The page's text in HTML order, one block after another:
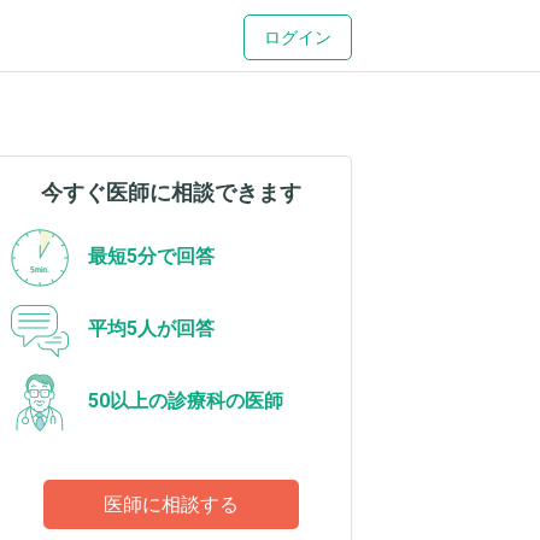
ログイン
今すぐ医師に相談できます
最短5分で回答
平均5人が回答
50以上の診療科の医師
医師に相談する